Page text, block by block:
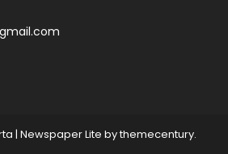
| Newspaper Lite bythemecentury.